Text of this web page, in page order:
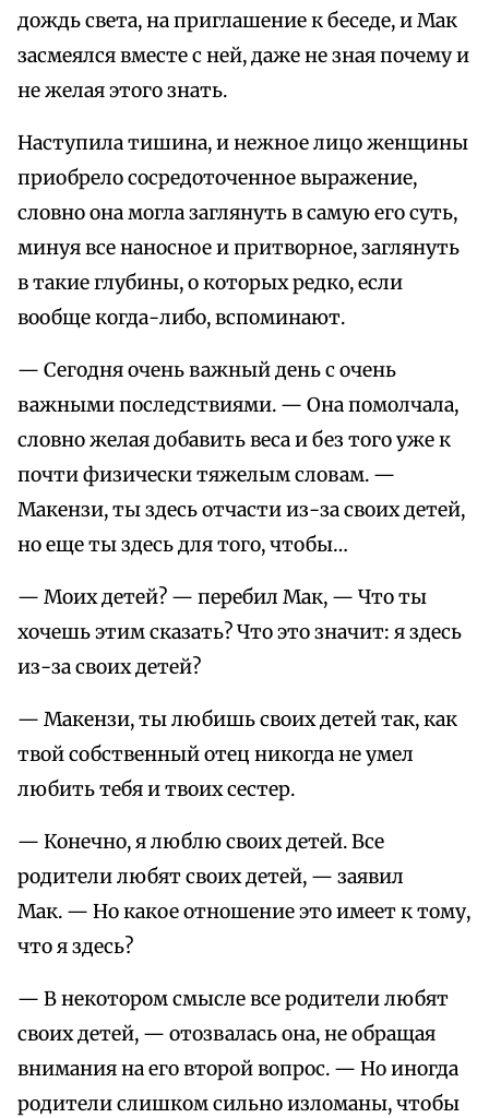
дождь света, на приглашение к беседе, и Мак
засмеялся вместе с ней, даже не зная почему и
не желая этого знать.
Наступила тишина, и нежное лицо женщины
приобрело сосредоточенное выражение,
словно она могла заглянуть в самую его суть,
минуя все наносное и притворное, заглянуть
в такие глубины, о которых редко, если
вообще когда-либо, вспоминают.
— Сегодня очень важный день с очень
важными последствиями. — Она помолчала,
словно желая добавить веса и без того уже к
почти физически тяжелым словам. —
Макензи, ты здесь отчасти из-за своих детей,
но еще ты здесь для того, чтобы…
— Моих детей? — перебил Мак, — Что ты
хочешь этим сказать? Что это значит: я здесь
из-за своих детей?
— Макензи, ты любишь своих детей так, как
твой собственный отец никогда не умел
любить тебя и твоих сестер.
— Конечно, я люблю своих детей. Все
родители любят своих детей, — заявил
Мак. — Но какое отношение это имеет к тому,
что я здесь?
— В некотором смысле все родители любят
своих детей, — отозвалась она, не обращая
внимания на его второй вопрос. — Но иногда
родители слишком сильно изломаны, чтобы